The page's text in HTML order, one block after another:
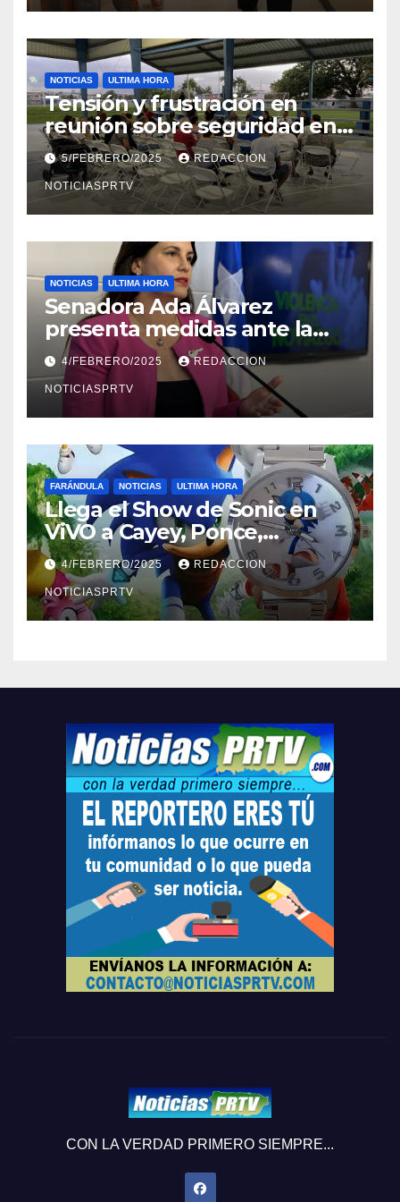
NOTICIAS ULTIMA HORA
Tensión y frustración en
reunión sobre seguridad en
Reparto Metropolitano
5/FEBRERO/2025 REDACCION
NOTICIASPRTV
NOTICIAS ULTIMA HORA
Senadora Ada Álvarez
presenta medidas ante la
violencia en el noviazgo
4/FEBRERO/2025 REDACCION
NOTICIASPRTV
FARÁNDULA NOTICIAS ULTIMA HORA
Llega el Show de Sonic en
ViVO a Cayey, Ponce,
Barceloneta y Humacao,
Relojes gratis para el que
compre ahora….
4/FEBRERO/2025 REDACCION
NOTICIASPRTV
CON LA VERDAD PRIMERO SIEMPRE...